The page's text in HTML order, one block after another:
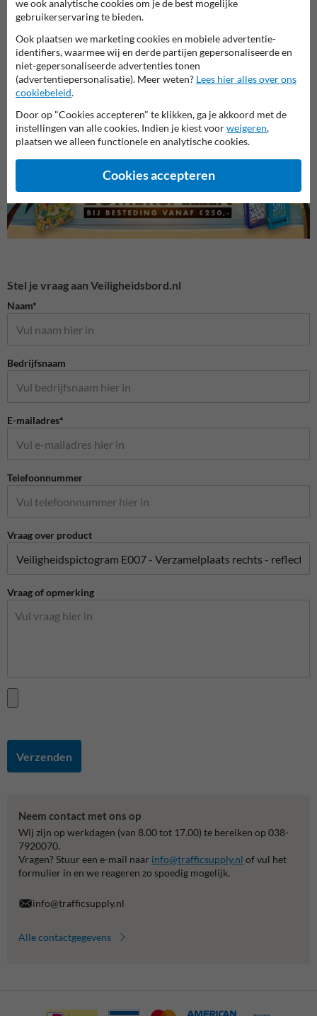
Verzamelplaats BHV
pictogrammen
Veiligheidspictogrammen
Stel je vraag aan Veiligheidsbord.nl
Naam*
Bedrijfsnaam
E-mailadres*
Telefoonnummer
Vraag over product
Vraag of opmerking
Verzenden
Neem contact met ons op
Wij zijn op werkdagen (van 8.00 tot 17.00) te bereiken op 038-
7920070.
Vragen? Stuur een e-mail naar info@trafficsupply.nl of vul het
formulier in en we reageren zo spoedig mogelijk.
info@trafficsupply.nl
Alle contactgegevens
we ook analytische cookies om je de best mogelijke
gebruikerservaring te bieden.
Ook plaatsen we marketing cookies en mobiele advertentie-
identifiers, waarmee wij en derde partijen gepersonaliseerde en
niet-gepersonaliseerde advertenties tonen
(advertentiepersonalisatie). Meer weten? Lees hier alles over ons
cookiebeleid.
Door op "Cookies accepteren" te klikken, ga je akkoord met de
instellingen van alle cookies. Indien je kiest voorweigeren,
plaatsen we alleen functionele en analytische cookies.
Cookies accepteren